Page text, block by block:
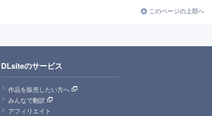
このページの上部へ
DLsiteのサービス
作品を販売したい方へ
みんなで翻訳
アフィリエイト